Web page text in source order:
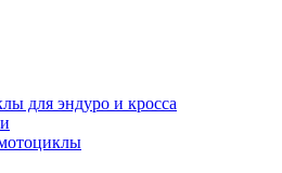
для эндуро и кросса